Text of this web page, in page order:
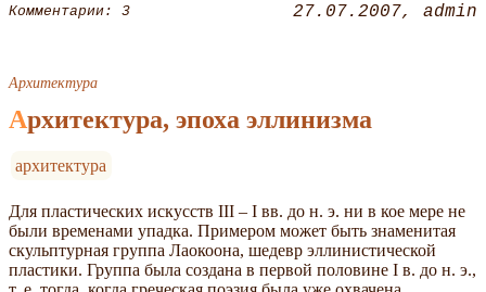
Комментарии: 3 27.07.2007 admin
Архитектура
Архитектура, эпоха эллинизма
архитектура
Для пластических искусств III – I вв. до н. э. ни в кое мере не
были временами упадка. Примером может быть знаменитая
скульптурная группа Лаокоона, шедевр эллинистической
пластики. Группа была создана в первой половине I в. до н. э.,